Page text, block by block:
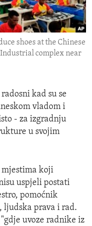
shoes at the Chinese
complex near
kad su se
vladom i
- za izgradnju
u svojim
mjestima koji
uspjeli postati
pomoćnik
ljudska prava i rad.
uvoze radnike iz